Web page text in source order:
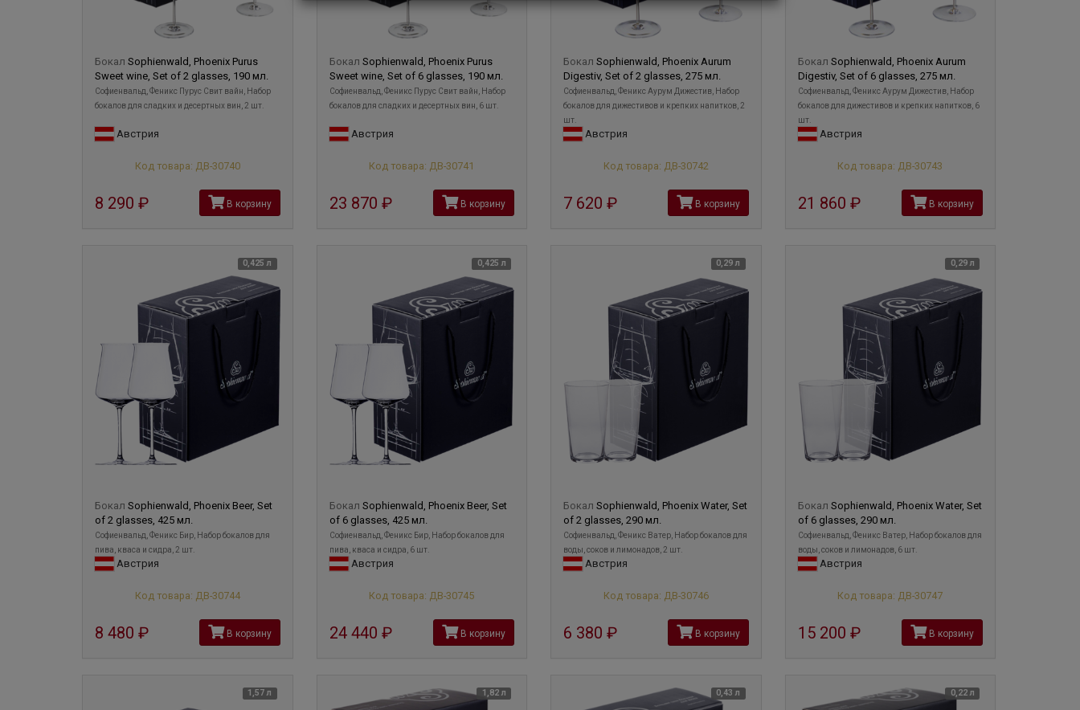
Бокал Sophienwald, Phoenix Purus
Sweet wine, Set of 2 glasses, 190 мл.
Софиенвальд, Феникс Пурус Свит вайн, Набор
бокалов для сладких и десертных вин, 2 шт.
Австрия
Код товара: ДВ-30740
8 290 В корзину
Бокал Sophienwald, Phoenix Purus
Sweet wine, Set of 6 glasses, 190 мл.
Софиенвальд, Феникс Пурус Свит вайн, Набор
бокалов для сладких и десертных вин, 6 шт.
Австрия
Код товара: ДВ-30741
23 870 В корзину
Бокал Sophienwald, Phoenix Aurum
Digestiv, Set of 2 glasses, 275 мл.
Софиенвальд, Феникс Аурум Дижестив, Набор
бокалов для дижестивов и крепких напитков, 2
шт.
Австрия
Код товара: ДВ-30742
7 620 В корзину
Бокал Sophienwald, Phoenix Aurum
Digestiv, Set of 6 glasses, 275 мл.
Софиенвальд, Феникс Аурум Дижестив, Набор
бокалов для дижестивов и крепких напитков, 6
шт.
Австрия
Код товара: ДВ-30743
21 860 В корзину
0,425 л
Бокал Sophienwald, Phoenix Beer, Set
of 2 glasses, 425 мл.
Софиенвальд, Феникс Бир, Набор бокалов для
пива, кваса и сидра, 2 шт.
Австрия
Код товара: ДВ-30744
8 480 В корзину
0,425 л
Бокал Sophienwald, Phoenix Beer, Set
of 6 glasses, 425 мл.
Софиенвальд, Феникс Бир, Набор бокалов для
пива, кваса и сидра, 6 шт.
Австрия
Код товара: ДВ-30745
24 440 В корзину
0,29 л
Бокал Sophienwald, Phoenix Water, Set
of 2 glasses, 290 мл.
Софиенвальд, Феникс Ватер, Набор бокалов для
воды, соков и лимонадов, 2 шт.
Австрия
Код товара: ДВ-30746
6 380 В корзину
0,29 л
Бокал Sophienwald, Phoenix Water, Set
of 6 glasses, 290 мл.
Софиенвальд, Феникс Ватер, Набор бокалов для
воды, соков и лимонадов, 6 шт.
Австрия
Код товара: ДВ-30747
15 200 В корзину
1,57 л 1,82 л 0,43 л 0,22 л